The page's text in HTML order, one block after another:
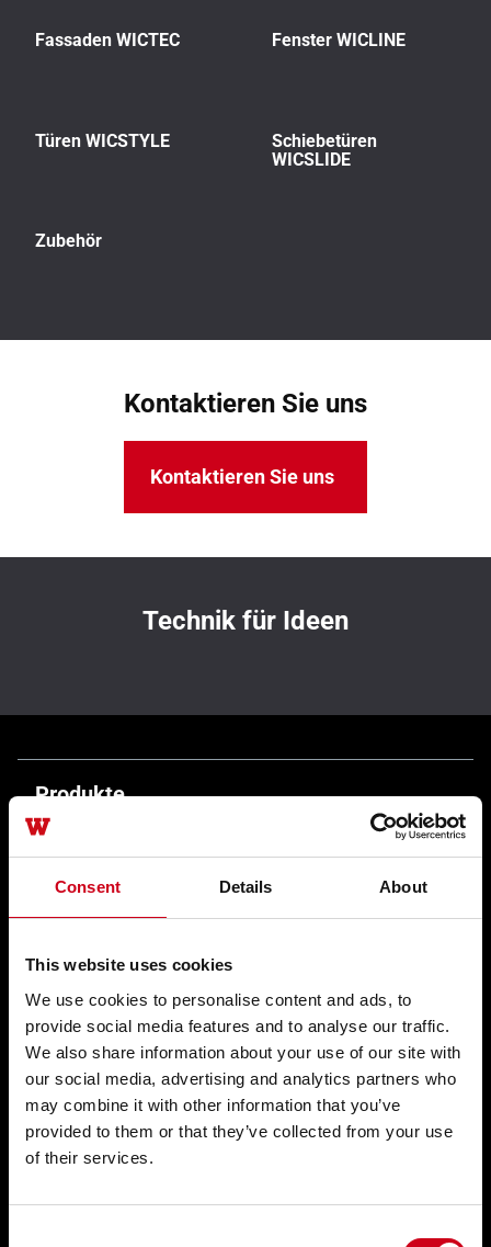
Consent Details About
This website uses cookies
We use cookies to personalise content and ads, to
provide social media features and to analyse our traffic.
We also share information about your use of our site with
our social media, advertising and analytics partners who
may combine it with other information that you’ve
provided to them or that they’ve collected from your use
of their services.
Fassaden WICTEC Fenster WICLINE
Türen WICSTYLE
Schiebetüren
WICSLIDE
Zubehör
Kontaktieren Sie uns
Kontaktieren Sie uns
Technik für Ideen
Produkte
Fassaden WICTEC
Schiebetüren WICSLIDE
Türen WICSTYLE
Zubehör
Lösungen
Kundenspezifische Lösungen